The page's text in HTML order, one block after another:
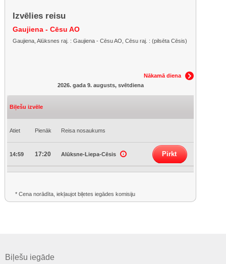
Izvēlies reisu
Gaujiena - Cēsu AO
Gaujiena, Alūksnes raj. : Gaujiena - Cēsu AO, Cēsu raj. : (pilsēta Cēsis)
Nākamā diena
2026. gada 9. augusts, svētdiena
Biļešu izvēle
Atiet Pienāk Reisa nosaukums
14:59 17:20 Alūksne-Liepa-Cēsis Pirkt
* Cena norādīta, iekļaujot biļetes iegādes komisiju
Biļešu iegāde